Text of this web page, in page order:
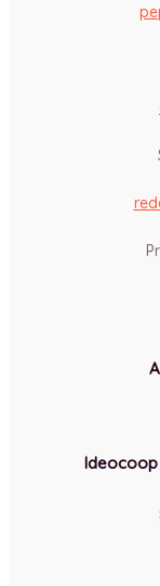
Ideocoop